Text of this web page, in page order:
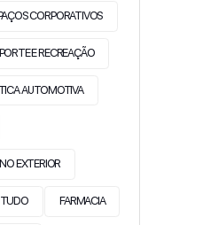
CORPORATIVOS
E RECREAÇÃO
AUTOMOTIVA
EXTERIOR
FARMACIA